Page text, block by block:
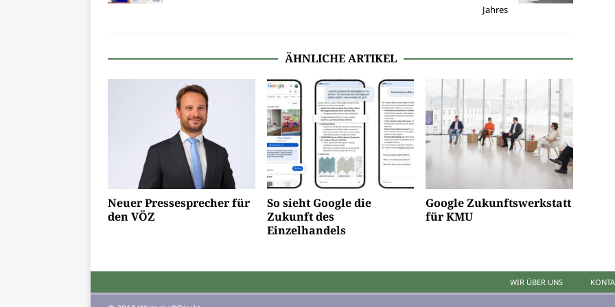
Jahres
ÄHNLICHE ARTIKEL
Neuer Pressesprecher für
den VÖZ
So sieht Google die
Zukunft des
Einzelhandels
Google Zukunftswerkstatt
für KMU
WIR ÜBER UNS